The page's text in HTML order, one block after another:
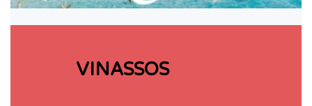
VINASSOS